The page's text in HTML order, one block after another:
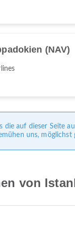
(NAV)
die auf dieser Seite
uns,
von